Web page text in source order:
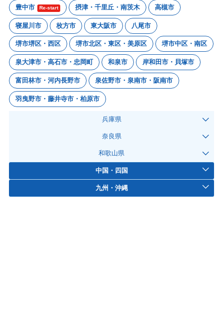
豊中市 Re-start 摂津・千里丘・南茨木 高槻市
寝屋川市 枚方市 東大阪市 八尾市
堺市堺区・西区 堺市北区・東区・美原区 堺市中区・南区
泉大津市・高石市・忠岡町 和泉市 岸和田市・貝塚市
富田林市・河内長野市 泉佐野市・泉南市・阪南市
羽曳野市・藤井寺市・柏原市
兵庫県
奈良県
和歌山県
中国・四国
九州・沖縄